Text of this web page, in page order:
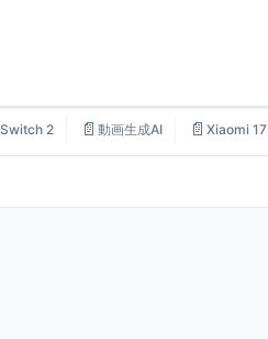
Switch 2 📄 動画生成AI 📄 Xiaomi 17